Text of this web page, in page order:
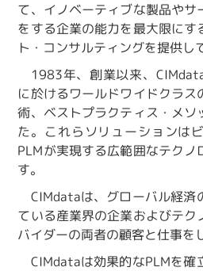
て、イノベーティブな製品や
をする企業の能力を最大限にす
ト・コンサルティングを提供し
1983年、創業以来、
に於けるワールドワイドクラ
術、ベストプラクティス・メソ
た。これらソリューションは
PLMが実現する広範囲なテクノ
す。
CIMdataは、グローバル経済
ている産業界の企業およびテク
バイダーの両者の顧客と仕事を
CIMdataは効果的なPLMを確